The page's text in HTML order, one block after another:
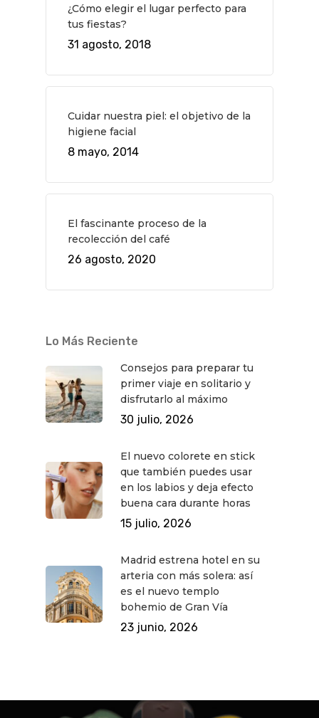
¿Cómo elegir el lugar perfecto para
tus fiestas?
31 agosto, 2018
Cuidar nuestra piel: el objetivo de la
higiene facial
8 mayo, 2014
El fascinante proceso de la
recolección del café
26 agosto, 2020
Lo Más Reciente
Consejos para preparar tu
primer viaje en solitario y
disfrutarlo al máximo
30 julio, 2026
El nuevo colorete en stick
que también puedes usar
en los labios y deja efecto
buena cara durante horas
15 julio, 2026
Madrid estrena hotel en su
arteria con más solera: así
es el nuevo templo
bohemio de Gran Vía
23 junio, 2026
Música
Gastro